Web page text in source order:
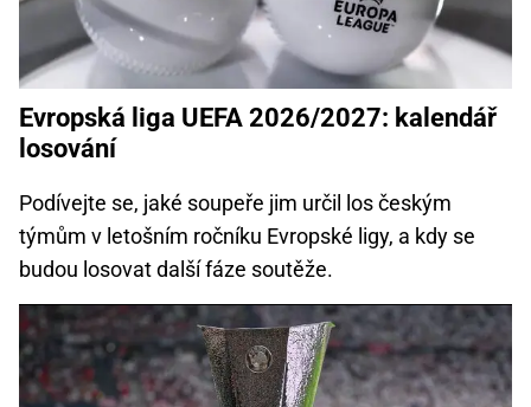
Evropská liga UEFA 2026/2027: kalendář
losování
Podívejte se, jaké soupeře jim určil los českým
týmům v letošním ročníku Evropské ligy, a kdy se
budou losovat další fáze soutěže.